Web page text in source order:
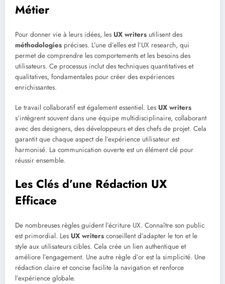
Métier
Pour donner vie à leurs idées, les UX writers utilisent des
méthodologies précises. L’une d’elles est l’UX research, qui
permet de comprendre les comportements et les besoins des
utilisateurs. Ce processus inclut des techniques quantitatives et
qualitatives, fondamentales pour créer des expériences
enrichissantes.
Le travail collaboratif est également essentiel. Les UX writers
s’intègrent souvent dans une équipe multidisciplinaire, collaborant
avec des designers, des développeurs et des chefs de projet. Cela
garantit que chaque aspect de l’expérience utilisateur est
harmonisé. La communication ouverte est un élément clé pour
réussir ensemble.
Les Clés d’une Rédaction UX
Efficace
De nombreuses règles guident l’écriture UX. Connaître son public
est primordial. Les UX writers conseillent d’adapter le ton et le
style aux utilisateurs cibles. Cela crée un lien authentique et
améliore l’engagement. Une autre règle d’or est la simplicité. Une
rédaction claire et concise facilite la navigation et renforce
l’expérience globale.